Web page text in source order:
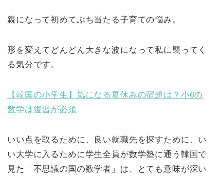
親になって初めてぶち当たる子育ての悩み。
形を変えてどんどん大きな波になって私に襲ってく
る気分です。
【韓国の小学生】気になる夏休みの宿題は？小6の
数学は復習が必須
いい点を取るために、良い就職先を探すために、い
い大学に入るために学生全員が数学塾に通う韓国で
見た「不思議の国の数学者」は、とても意味が深い